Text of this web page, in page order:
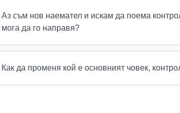
Аз съм нов наемател и искам да поема
мога да го направя?
Как да променя кой е основният човек,